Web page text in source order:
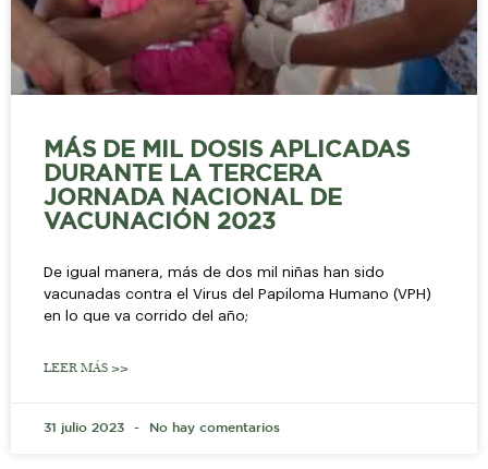
MÁS DE MIL DOSIS APLICADAS
DURANTE LA TERCERA
JORNADA NACIONAL DE
VACUNACIÓN 2023
De igual manera, más de dos mil niñas han sido
vacunadas contra el Virus del Papiloma Humano (VPH)
en lo que va corrido del año;
LEER MÁS >>
31 julio 2023 No hay comentarios